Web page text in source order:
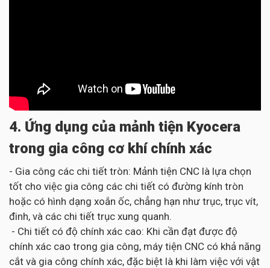
4. Ứng dụng của mảnh tiện Kyocera
trong gia công cơ khí chính xác
- Gia công các chi tiết tròn: Mảnh tiện CNC là lựa chọn
tốt cho việc gia công các chi tiết có đường kính tròn
hoặc có hình dạng xoắn ốc, chẳng hạn như trục, trục vít,
đinh, và các chi tiết trục xung quanh.
- Chi tiết có độ chính xác cao: Khi cần đạt được độ
chính xác cao trong gia công, máy tiện CNC có khả năng
cắt và gia công chính xác, đặc biệt là khi làm việc với vật